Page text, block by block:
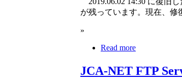
が残っています。現在、修
»
Read more
JCA-NET FTP